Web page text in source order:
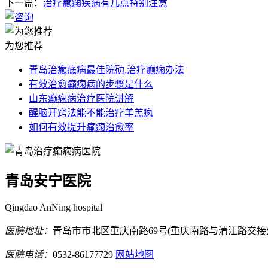
下一篇： 治疗癫痫疾病有几点特别注意
为您推荐
青岛治癫疷病最佳院劯,治疗癫痫办法
有效治愈癫痫病的步骤是什么
山东癫痫病治疗医院讲解
醒脑开窍法能不能治疗羊羔疯
如何有效提升癫痫治愈率
青岛安宁医院
Qingdao AnNing hospital
医院地址： 青岛市市北区重庆南路69号(重庆南路与清江路交接
医院电话： 0532-86177729 网站地图